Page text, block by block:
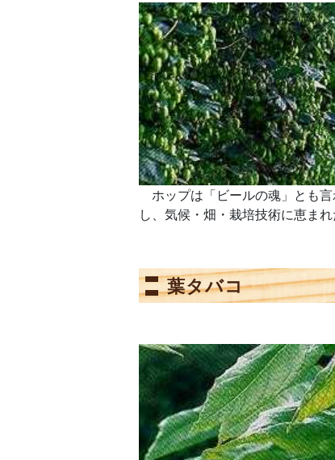
ホップは「ビールの魂」とも
し、気候・畑・栽培技術に恵ま
葉タバコ